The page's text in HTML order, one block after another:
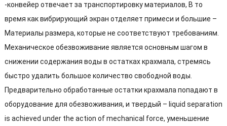
-конвейер отвечает за транспортировку материалов, В то
время как вибрирующий экран отделяет примеси и большие –
Материалы размера, которые не соответствуют требованиям.
Механическое обезвоживание является основным шагом в
снижении содержания воды в остатках крахмала, стремясь
быстро удалить большое количество свободной воды.
Предварительно обработанные остатки крахмала попадают в
оборудование для обезвоживания, и твердый – liquid separation
is achieved under the action of mechanical force, уменьшение